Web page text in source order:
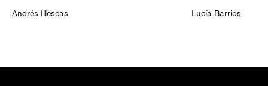
Andrés Illescas Lucía Barrios